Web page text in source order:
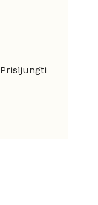
Prisijungti